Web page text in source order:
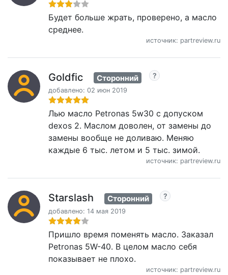
Будет больше жрать, проверено, а масло
среднее.
источник: partreview.ru
Goldfic Сторонний
добавлено: 02 июн 2019
Лью масло Petronas 5w30 с допуском
dexos 2. Маслом доволен, от замены до
замены вообще не доливаю. Меняю
каждые 6 тыс. летом и 5 тыс. зимой.
источник: partreview.ru
Starslash Сторонний
добавлено: 14 мая 2019
Пришло время поменять масло. Заказал
Petronas 5W-40. В целом масло себя
показывает не плохо.
источник: partreview.ru